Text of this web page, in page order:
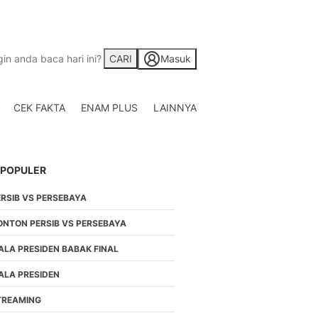
CARI Masuk
CEK FAKTA ENAM PLUS
LAINNYA
VS PERSEBAYA
PERSIB VS PERSEBAYA
PRESIDEN BABAK FINAL
PRESIDEN